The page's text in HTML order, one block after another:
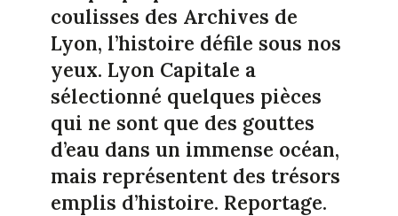
coulisses des Archives de
Lyon, l’histoire défile sous nos
yeux. Lyon Capitale a
sélectionné quelques pièces
qui ne sont que des gouttes
d’eau dans un immense océan,
mais représentent des trésors
emplis d’histoire. Reportage.